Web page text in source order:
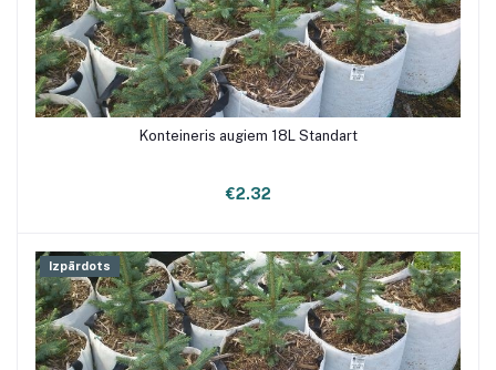
Konteineris augiem 18L Standart
€2.32
Izpārdots